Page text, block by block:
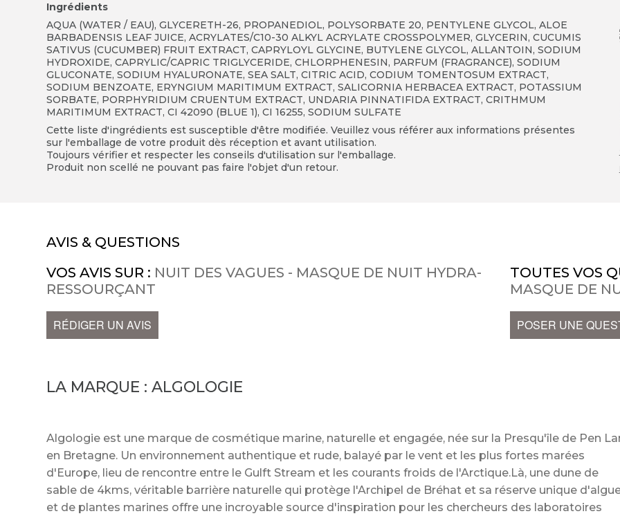
Ingrédients
AQUA (WATER / EAU), GLYCERETH-26, PROPANEDIOL, POLYSORBATE 20, PENTYLENE GLYCOL, ALOE
BARBADENSIS LEAF JUICE, ACRYLATES/C10-30 ALKYL ACRYLATE CROSSPOLYMER, GLYCERIN, CUCUMIS
SATIVUS (CUCUMBER) FRUIT EXTRACT, CAPRYLOYL GLYCINE, BUTYLENE GLYCOL, ALLANTOIN, SODIUM
HYDROXIDE, CAPRYLIC/CAPRIC TRIGLYCERIDE, CHLORPHENESIN, PARFUM (FRAGRANCE), SODIUM
GLUCONATE, SODIUM HYALURONATE, SEA SALT, CITRIC ACID, CODIUM TOMENTOSUM EXTRACT,
SODIUM BENZOATE, ERYNGIUM MARITIMUM EXTRACT, SALICORNIA HERBACEA EXTRACT, POTASSIUM
SORBATE, PORPHYRIDIUM CRUENTUM EXTRACT, UNDARIA PINNATIFIDA EXTRACT, CRITHMUM
MARITIMUM EXTRACT, CI 42090 (BLUE 1), CI 16255, SODIUM SULFATE
Cette liste d'ingrédients est susceptible d'être modifiée. Veuillez vous référer aux informations présentes
sur l'emballage de votre produit dès réception et avant utilisation.
Toujours vérifier et respecter les conseils d'utilisation sur l'emballage.
Produit non scellé ne pouvant pas faire l'objet d'un retour.
AVIS & QUESTIONS
VOS AVIS SUR : NUIT DES VAGUES - MASQUE DE NUIT HYDRA-
RESSOURÇANT
RÉDIGER UN AVIS
TOUTES VOS
MASQUE DE
POSER UNE
LA MARQUE :ALGOLOGIE
Algologie est une marque de cosmétique marine, naturelle et engagée, née sur la Presqu'île de Pen
en Bretagne. Un environnement authentique et rude, balayé par le vent et les plus fortes marées
d'Europe, lieu de rencontre entre le Gulft Stream et les courants froids de l'Arctique.Là, une dune de
sable de 4kms, véritable barrière naturelle qui protège l'Archipel de Bréhat et sa réserve unique
et de plantes marines offre une incroyable source d'inspiration pour les chercheurs des laboratoires